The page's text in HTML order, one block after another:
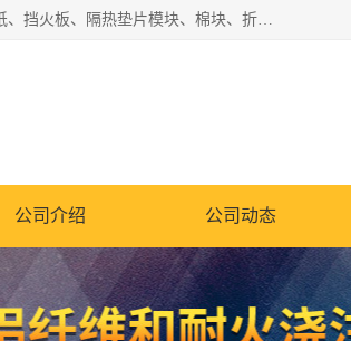
1260卷毡针刺毯，1360标准高纯高铝毯，1430度低锆锆铝含锆毯，普通挡渣棉卷毡，防火纸、挡火板、隔热垫片模块、棉块、折叠块、散棉高温固化剂价格规格密度多少钱图片视频立方平米参数指标
公司介绍 公司动态